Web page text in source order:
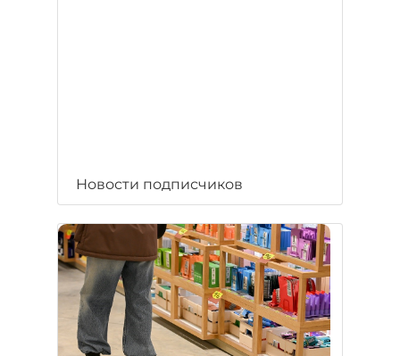
Новости подписчиков